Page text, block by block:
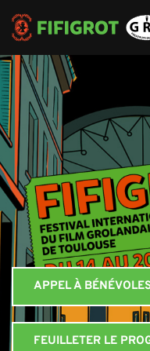
APPEL À
FEUILLETER LE